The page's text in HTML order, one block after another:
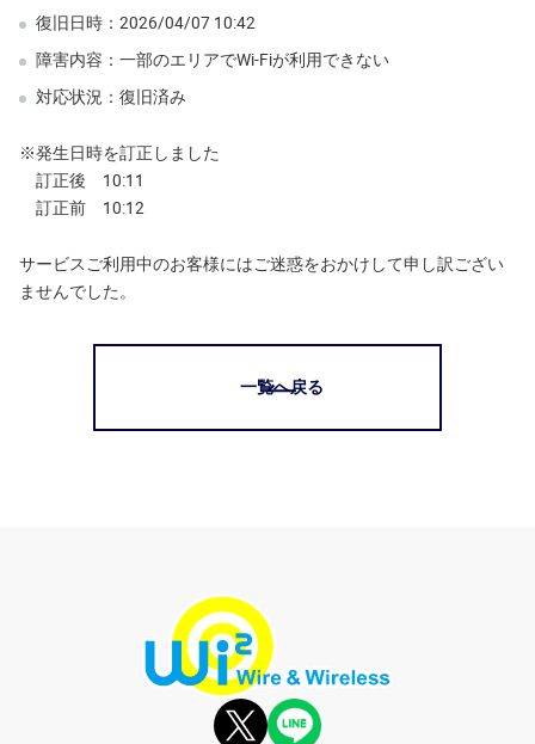
復旧日時：2026/04/07 10:42
障害内容：一部のエリアでWi-Fiが利用できない
対応状況：復旧済み
※発生日時を訂正しました
訂正後 10:11
訂正前 10:12
サービスご利用中のお客様にはご迷惑をおかけして申し訳ござい
ませんでした。
一覧へ戻る